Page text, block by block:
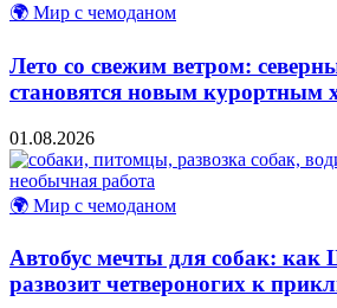
🌍 Мир с чемоданом
Лето со свежим ветром:
становятся новым курортным
01.08.2026
🌍 Мир с чемоданом
Автобус мечты для собак:
развозит четвероногих к